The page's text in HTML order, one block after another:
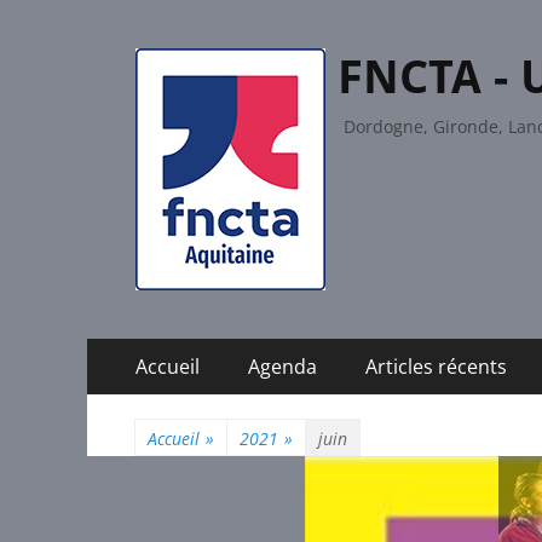
FNCTA
Dordogne, Gironde,
Menu
principal
Accueil Agenda Articles récents
Accueil » 2021 » juin